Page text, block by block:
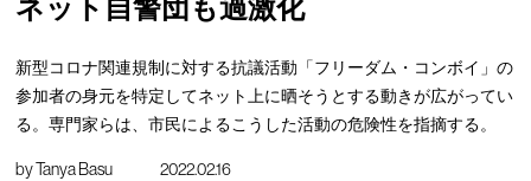
ネット自警団も過激化
新型コロナ関連規制に対する抗議活動「フリーダム・コンボイ」の
参加者の身元を特定してネット上に晒そうとする動きが広がってい
る。専門家らは、市民によるこうした活動の危険性を指摘する。
byTanya Basu 2022.02.16